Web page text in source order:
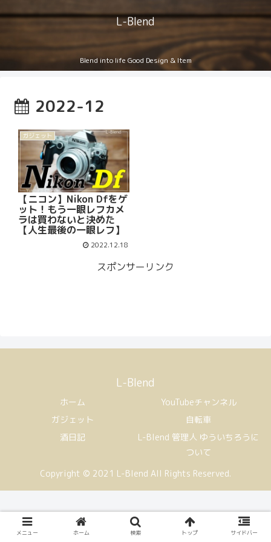
L-Blend
Blend into life Good Design & Item
2022-12
ガジェット
【ニコン】Nikon Dfをゲ
ット！もう一眼レフカメ
ラは買わないと決めた
【人生最後の一眼レフ】
2022.12.18
スポンサーリンク
L-Blend
ホーム
YouTubeチャンネル
ガジェット
自転車
酒日記
L-Blend 管理人 ゆういちろうに
ついて
Copyright © 2021 L-Blend All Rights Reserved.
メニュー ホーム 検索 トップ サイドバー